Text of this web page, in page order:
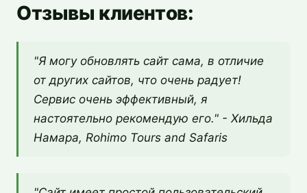
Отзывы клиентов:
"Я могу обновлять сайт сама, в отличие
от других сайтов, что очень радует!
Сервис очень эффективный, я
настоятельно рекомендую его." - Хильда
Намара, Rohimo Tours and Safaris